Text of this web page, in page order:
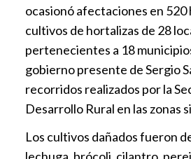
ocasionó afectaciones en 520
cultivos de hortalizas de 28
pertenecientes a 18
gobierno presente de Sergio
recorridos realizados por la
Desarrollo Rural en las zonas
Los cultivos dañados fueron